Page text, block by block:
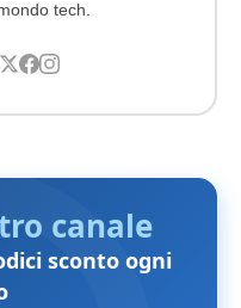
tech.
canale
sconto ogni